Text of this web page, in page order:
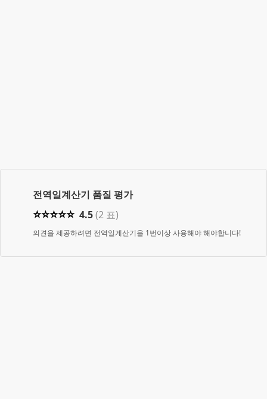
전역일계산기 품질 평가
⭐⭐⭐⭐⭐ 4.5 (2표)
의견을 제공하려면 전역일계산기을 1번이상 사용해야 해야합니다!